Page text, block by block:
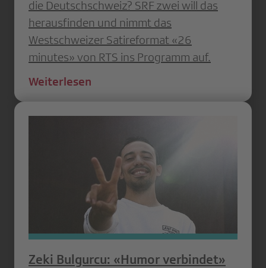
die Deutschschweiz? SRF zwei will das
herausfinden und nimmt das
Westschweizer Satireformat «26
minutes» von RTS ins Programm auf.
Weiterlesen
Zeki Bulgurcu: «Humor verbindet»